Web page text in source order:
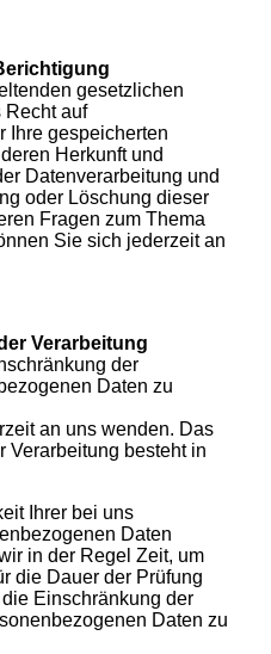
gesetzlichen
Recht auf
Ihre gespeicherten
Herkunft und
Datenverarbeitung und
oder Löschung dieser
Fragen zum Thema
Sie sich jederzeit an
Verarbeitung
der
Daten zu
an uns wenden. Das
Verarbeitung besteht in
Ihrer bei uns
Daten
in der Regel Zeit, um
die Dauer der Prüfung
Einschränkung der
Daten zu